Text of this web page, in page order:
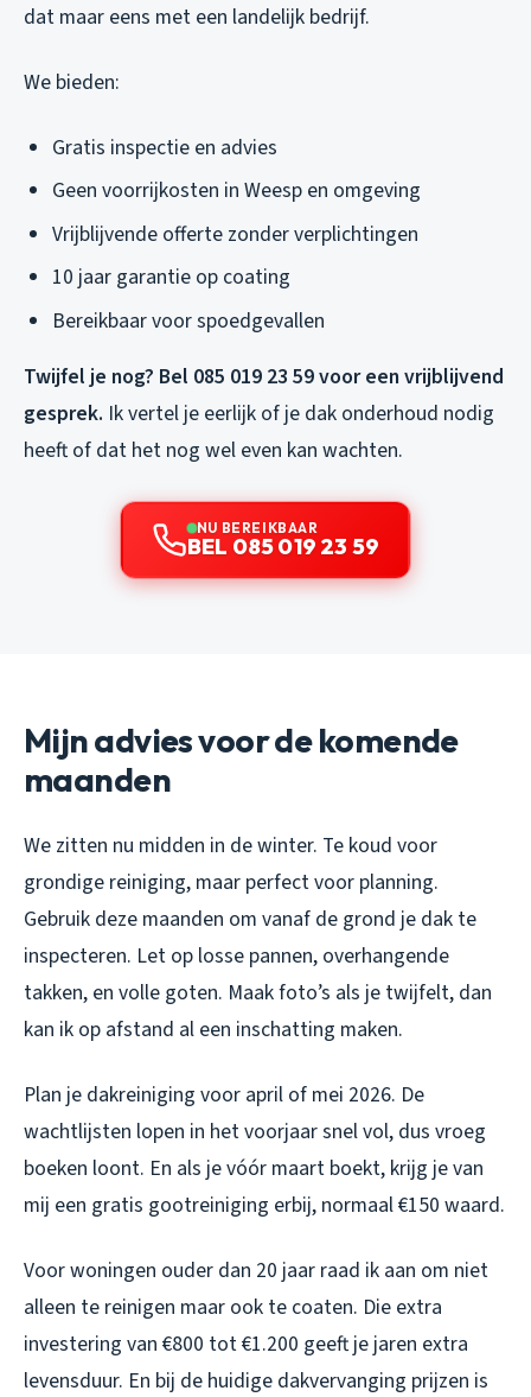
dat maar eens met een landelijk bedrijf.
We bieden:
Gratis inspectie en advies
Geen voorrijkosten in Weesp en omgeving
Vrijblijvende offerte zonder verplichtingen
10 jaar garantie op coating
Bereikbaar voor spoedgevallen
Twijfel je nog? Bel 085 019 23 59 voor een vrijblijvend
gesprek. Ik vertel je eerlijk of je dak onderhoud nodig
heeft of dat het nog wel even kan wachten.
NU BEREIKBAAR
BEL 085 019 23 59
Mijn advies voor de komende
maanden
We zitten nu midden in de winter. Te koud voor
grondige reiniging, maar perfect voor planning.
Gebruik deze maanden om vanaf de grond je dak te
inspecteren. Let op losse pannen, overhangende
takken, en volle goten. Maak foto’s als je twijfelt, dan
kan ik op afstand al een inschatting maken.
Plan je dakreiniging voor april of mei 2026. De
wachtlijsten lopen in het voorjaar snel vol, dus vroeg
boeken loont. En als je vóór maart boekt, krijg je van
mij een gratis gootreiniging erbij, normaal €150 waard.
Voor woningen ouder dan 20 jaar raad ik aan om niet
alleen te reinigen maar ook te coaten. Die extra
investering van €800 tot €1.200 geeft je jaren extra
levensduur. En bij de huidige dakvervanging prijzen is